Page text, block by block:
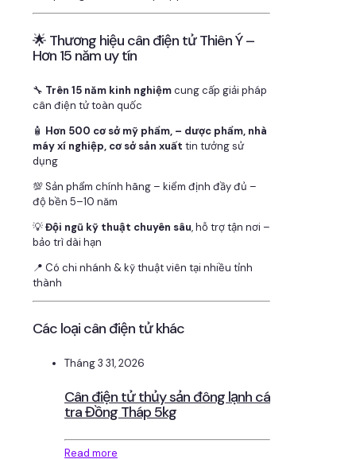
🌟 Thương hiệu cân điện tử Thiên Ý –
Hơn 15 năm uy tín
🔧 Trên 15 năm kinh nghiệmcung cấp giải pháp
cân điện tử toàn quốc
🧴 Hơn 500 cơ sở mỹ phẩm, – dược phẩm, nhà
máy xí nghiệp, cơ sở sản xuất tin tưởng sử
dụng
💯 Sản phẩm chính hãng – kiểm định đầy đủ –
độ bền 5–10 năm
💡Đội ngũ kỹ thuật chuyên sâu, hỗ trợ tận nơi –
bảo trì dài hạn
📍 Có chi nhánh & kỹ thuật viên tại nhiều tỉnh
thành
Các loại cân điện tử khác
Tháng 3 31, 2026
Cân điện tử thủy sản đông lạnh cá
tra Đồng Tháp 5kg
Read more